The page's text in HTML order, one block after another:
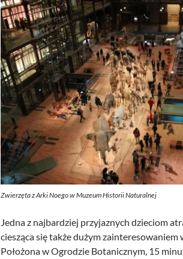
Zwierzęta z Arki Noego w Muzeum Historii Naturalnej
Jedna z najbardziej przyjaznych dzieciom
ciesząca się także dużym zainteresowaniem
Położona w Ogrodzie Botanicznym, 15